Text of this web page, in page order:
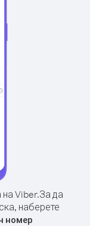
Viber.За да
наберете
номер